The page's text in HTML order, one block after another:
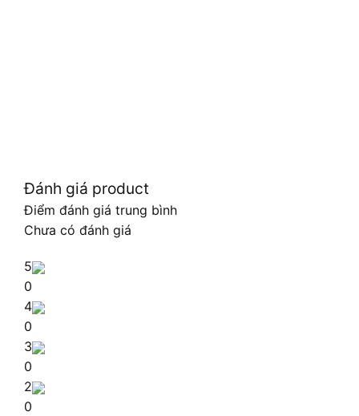
Đánh giá product
Điểm đánh giá trung bình
Chưa có đánh giá
5
0
4
0
3
0
2
0